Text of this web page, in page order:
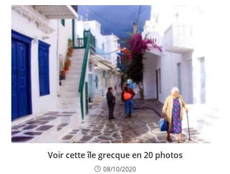
Voir cette île grecque en 20 photos
08/10/2020